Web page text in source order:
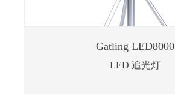
Gatling LED8000
LED 追光灯